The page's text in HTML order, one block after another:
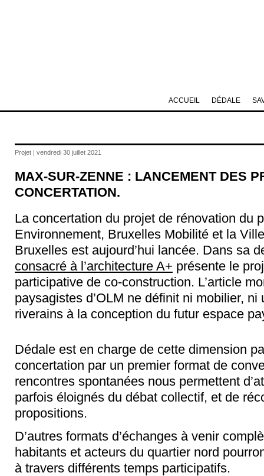
Projet | vendredi 30 juillet 2021
MAX-SUR-ZENNE : LANCEMENT DES
CONCERTATION.
La concertation du projet de rénovation du
Environnement, Bruxelles Mobilité et la
Bruxelles est aujourd’hui lancée. Dans sa
consacré à l’architecture A+ présente le
participative de co-construction. L’article
paysagistes d’OLM ne définit ni mobilier,
riverains à la conception du futur espace
Dédale est en charge de cette dimension
concertation par un premier format de
rencontres spontanées nous permettent
parfois éloignés du débat collectif, et de
propositions.
D’autres formats d’échanges à venir
habitants et acteurs du quartier nord
à travers différents temps participatifs.
DÉDALE
ACCUEIL